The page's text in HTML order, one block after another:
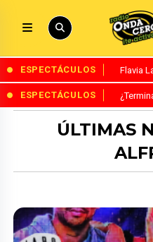
ESPECTÁCULOS Flavia
ESPECTÁCULOS
ÚLTIMAS